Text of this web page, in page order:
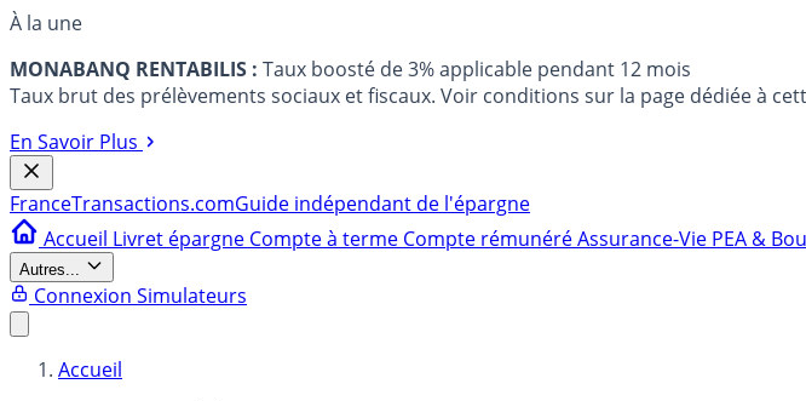
À la une
MONABANQ RENTABILIS : Taux boosté de 3% applicable pendant 12 mois
Taux brut des prélèvements sociaux et fiscaux. Voir conditions sur la page dédiée à
En Savoir Plus
FranceTransactions.comGuide indépendant de l'épargne
Accueil Livret épargne Compte à terme Compte rémunéréAssurance-Vie PEA &
Autres...
Connexion Simulateurs
Accueil